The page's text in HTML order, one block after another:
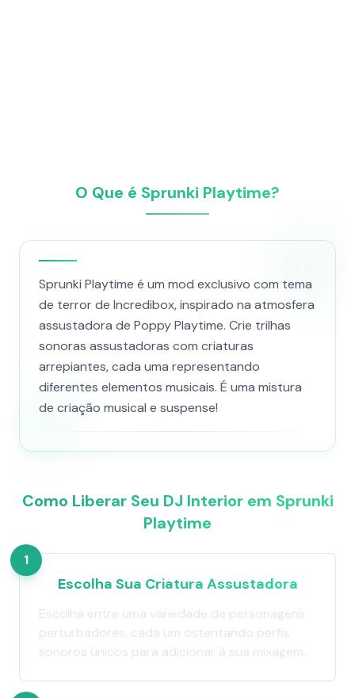
O Que é Sprunki Playtime?
Sprunki Playtime é um mod exclusivo com tema
de terror de Incredibox, inspirado na atmosfera
assustadora de Poppy Playtime. Crie trilhas
sonoras assustadoras com criaturas
arrepiantes, cada uma representando
diferentes elementos musicais. É uma mistura
de criação musical e suspense!
Como Liberar Seu DJ Interior em Sprunki
Playtime
1
Escolha Sua Criatura Assustadora
Escolha entre uma variedade de personagens
perturbadores, cada um ostentando perfis
sonoros únicos para adicionar à sua mixagem.